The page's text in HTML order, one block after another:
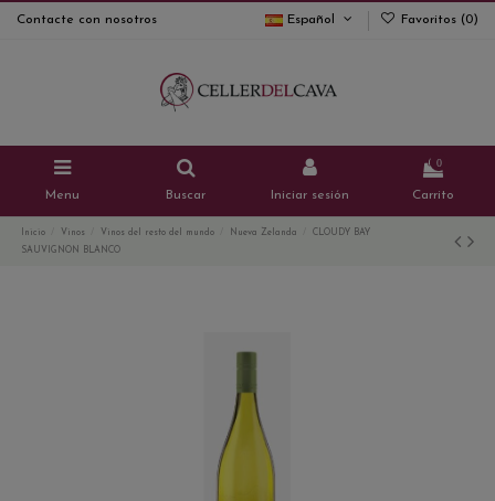
Contacte con nosotros Español Favoritos (0)
Menu Buscar Iniciar sesión
0
Carrito
Inicio Vinos Vinos del resto del mundo Nueva Zelanda
CLOUDY BAY
SAUVIGNON BLANCO